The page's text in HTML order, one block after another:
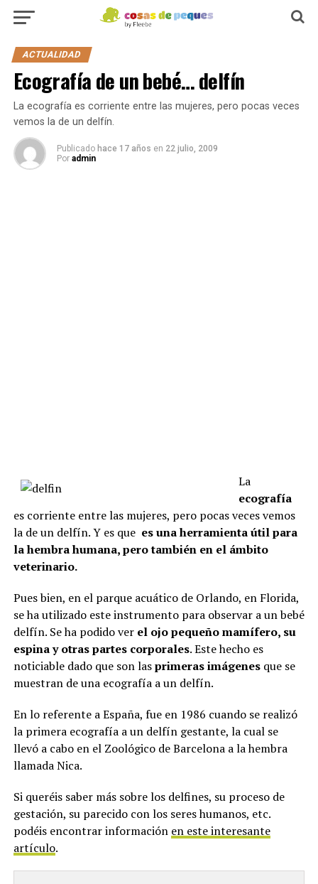
ACTUALIDAD
Ecografía de un bebé… delfín
La ecografía es corriente entre las mujeres, pero pocas veces
vemos la de un delfín.
Publicado hace 17 años en 22 julio, 2009
Por admin
La
ecografía
es corriente entre las mujeres, pero pocas veces vemos
la de un delfín. Y es que es una herramienta útil para
la hembra humana, pero también en el ámbito
veterinario.
Pues bien, en el parque acuático de Orlando, en Florida,
se ha utilizado este instrumento para observar a un bebé
delfín. Se ha podido ver el ojo pequeño mamífero, su
espina y otras partes corporales. Este hecho es
noticiable dado que son lasprimeras imágenesque se
muestran de una ecografía a un delfín.
En lo referente a España, fue en 1986 cuando se realizó
la primera ecografía a un delfín gestante, la cual se
llevó a cabo en el Zoológico de Barcelona a la hembra
llamada Nica.
Si queréis saber más sobre los delfines, su proceso de
gestación, su parecido con los seres humanos, etc.
podéis encontrar información en este interesante
artículo.